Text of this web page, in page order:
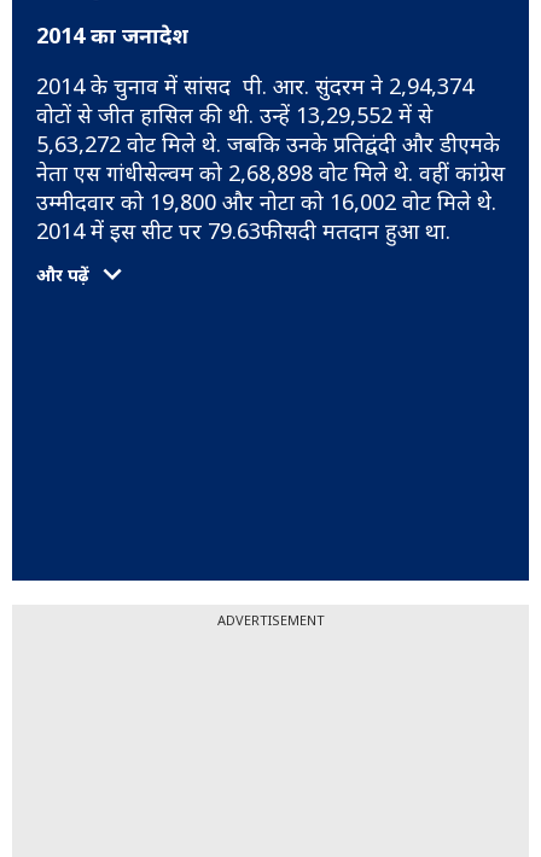
2014 का जनादेश
2014 के चुनाव में सांसद पी. आर. सुंदरम ने 2,94,374
वोटों से जीत हासिल की थी. उन्हें 13,29,552 में से
5,63,272 वोट मिले थे. जबकि उनके प्रतिद्वंदी और डीएमके
नेता एस गांधीसेल्वम को 2,68,898 वोट मिले थे. वहीं कांग्रेस
उम्मीदवार को 19,800 और नोटा को 16,002 वोट मिले थे.
2014 में इस सीट पर 79.63फीसदी मतदान हुआ था.
और पढ़ें
ADVERTISEMENT